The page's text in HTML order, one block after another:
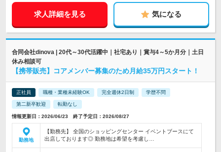
求人詳細を見る 気になる
合同会社dinova | 20代～30代活躍中｜社宅あり｜賞与4～5か月分｜土日
休み相談可
【携帯販売】コアメンバー募集のため月給35万円スタート！
正社員 職種・業種未経験OK 完全週休2日制 学歴不問
第二新卒歓迎 転勤なし
情報更新日：2026/06/23 終了予定日：2026/08/27
勤務地
【勤務先】 全国のショッピングセンター イベントブースにて
出店しております◎ 勤務地は希望を考慮し…